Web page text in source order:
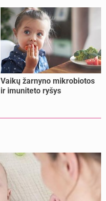
Vaikų žarnyno mikrobiotos
ir imuniteto ryšys